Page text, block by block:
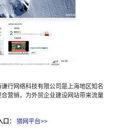
行网络科技有限公司是上海地区知名
营销，为外贸企业建设网站带来流量
： 猎网平台>>